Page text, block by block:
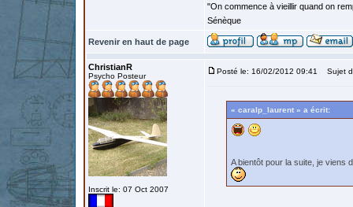
"On commence à vieillir quand on
Sénèque
Revenir en haut de page
ChristianR
Psycho Posteur
Inscrit le: 07 Oct 2007
Posté le: 16/02/2012 09:41 Sujet
« caralp_laurent » a écrit:
A bientôt pour la suite, je viens